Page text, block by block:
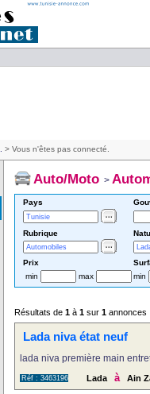
> Vous n'êtes pas connecté.
Auto/Moto>
Pays
Rubrique
Prix
min
max min
Résultats de 1à 1sur 1annonces
Lada niva état neuf
lada niva première main
Réf : 3463196 Lada à Ain